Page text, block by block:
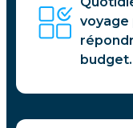
voyage
budget.